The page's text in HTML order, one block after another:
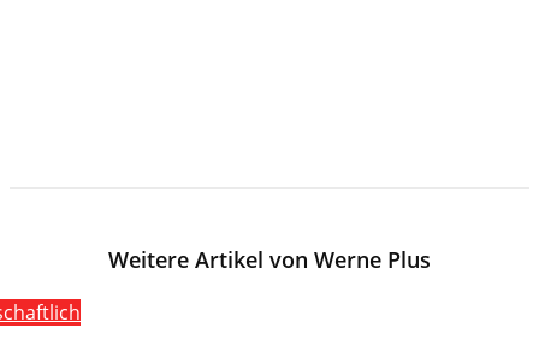
Weitere Artikel von Werne Plus